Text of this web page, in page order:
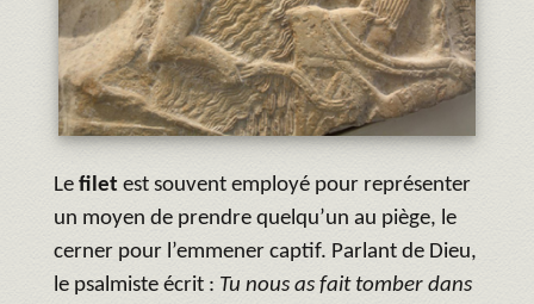
Le filet est souvent employé pour représenter
un moyen de prendre quelqu’un au piège, le
cerner pour l’emmener captif. Parlant de Dieu,
le psalmiste écrit : Tu nous as fait tomber dans